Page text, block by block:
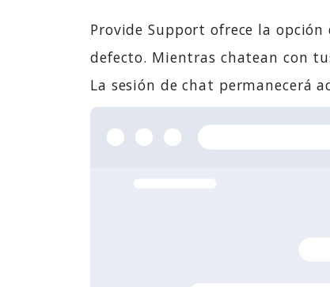
Provide Support ofrece la
defecto. Mientras chatean con
La sesión de chat permanecerá